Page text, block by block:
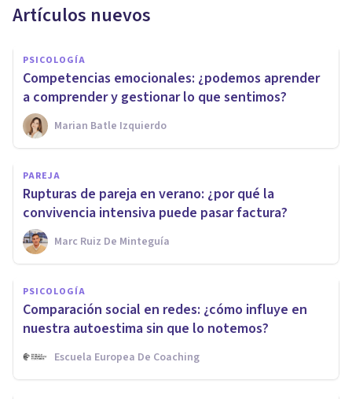
Artículos nuevos
PSICOLOGÍA
Competencias emocionales: ¿podemos aprender
a comprender y gestionar lo que sentimos?
Marian Batle Izquierdo
PAREJA
Rupturas de pareja en verano: ¿por qué la
convivencia intensiva puede pasar factura?
Marc Ruiz De Minteguía
PSICOLOGÍA
Comparación social en redes: ¿cómo influye en
nuestra autoestima sin que lo notemos?
Escuela Europea De Coaching